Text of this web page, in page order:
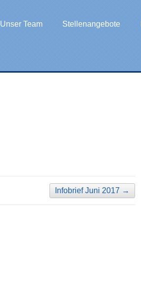
Unser Team Stellenangebote
Infobrief Juni 2017 →